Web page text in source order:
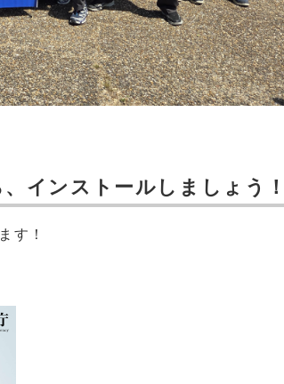
インストールしましょう
す！